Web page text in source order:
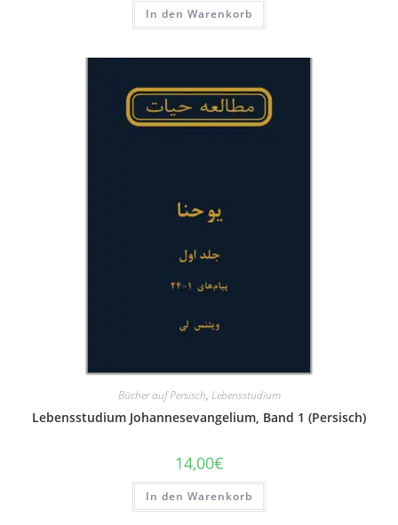
In den Warenkorb
Bücher auf Persisch, Lebensstudium
Lebensstudium Johannesevangelium, Band 1 (Persisch)
14,00€
In den Warenkorb